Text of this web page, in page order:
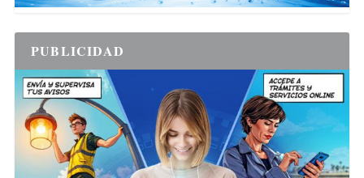
PUBLICIDAD